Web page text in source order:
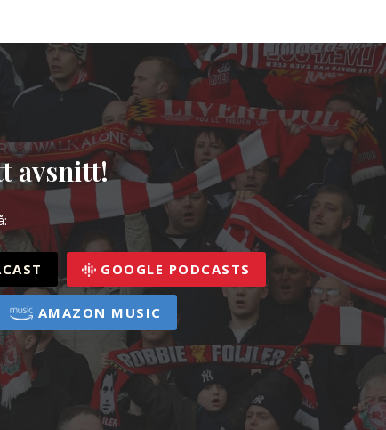
avsnitt!
GOOGLE PODCASTS
AMAZON MUSIC